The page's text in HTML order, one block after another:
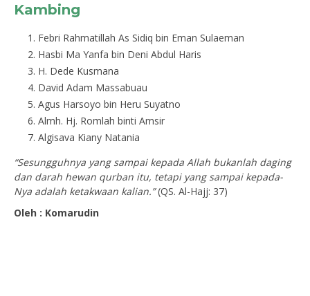
Kambing
Febri Rahmatillah As Sidiq bin Eman Sulaeman
Hasbi Ma Yanfa bin Deni Abdul Haris
H. Dede Kusmana
David Adam Massabuau
Agus Harsoyo bin Heru Suyatno
Almh. Hj. Romlah binti Amsir
Algisava Kiany Natania
“Sesungguhnya yang sampai kepada Allah bukanlah daging
dan darah hewan qurban itu, tetapi yang sampai kepada-
Nya adalah ketakwaan kalian.”(QS. Al-Hajj: 37)
Oleh : Komarudin